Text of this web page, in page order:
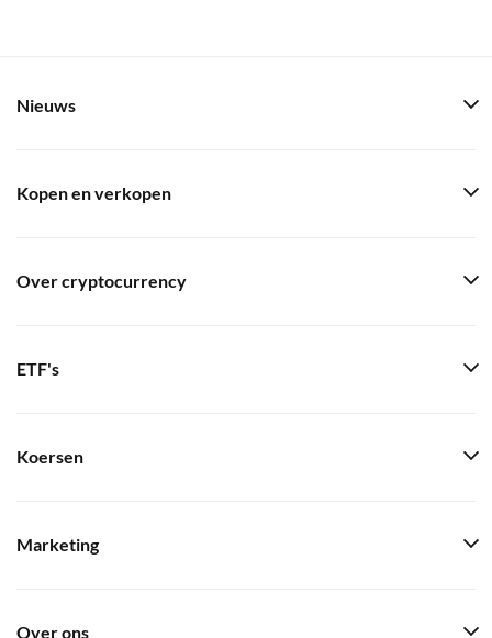
Nieuws
Kopen en verkopen
Over cryptocurrency
ETF's
Koersen
Marketing
Over ons